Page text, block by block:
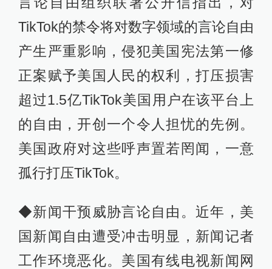
TikTok的禁令将对数字领域的言论自由
产生严重影响，侵犯美国宪法第一修
正案赋予美国人民的权利，打压损害
超过1.5亿TikTok美国用户在该平台上
的自由，开创一个令人担忧的先例。
美国政府对这些呼声置若罔闻，一意
孤行打压TikTok。
◆新闻干预威胁言论自由。近年，美
国新闻自由遭受冲击明显，新闻记者
工作环境恶化。美国有线电视新闻网